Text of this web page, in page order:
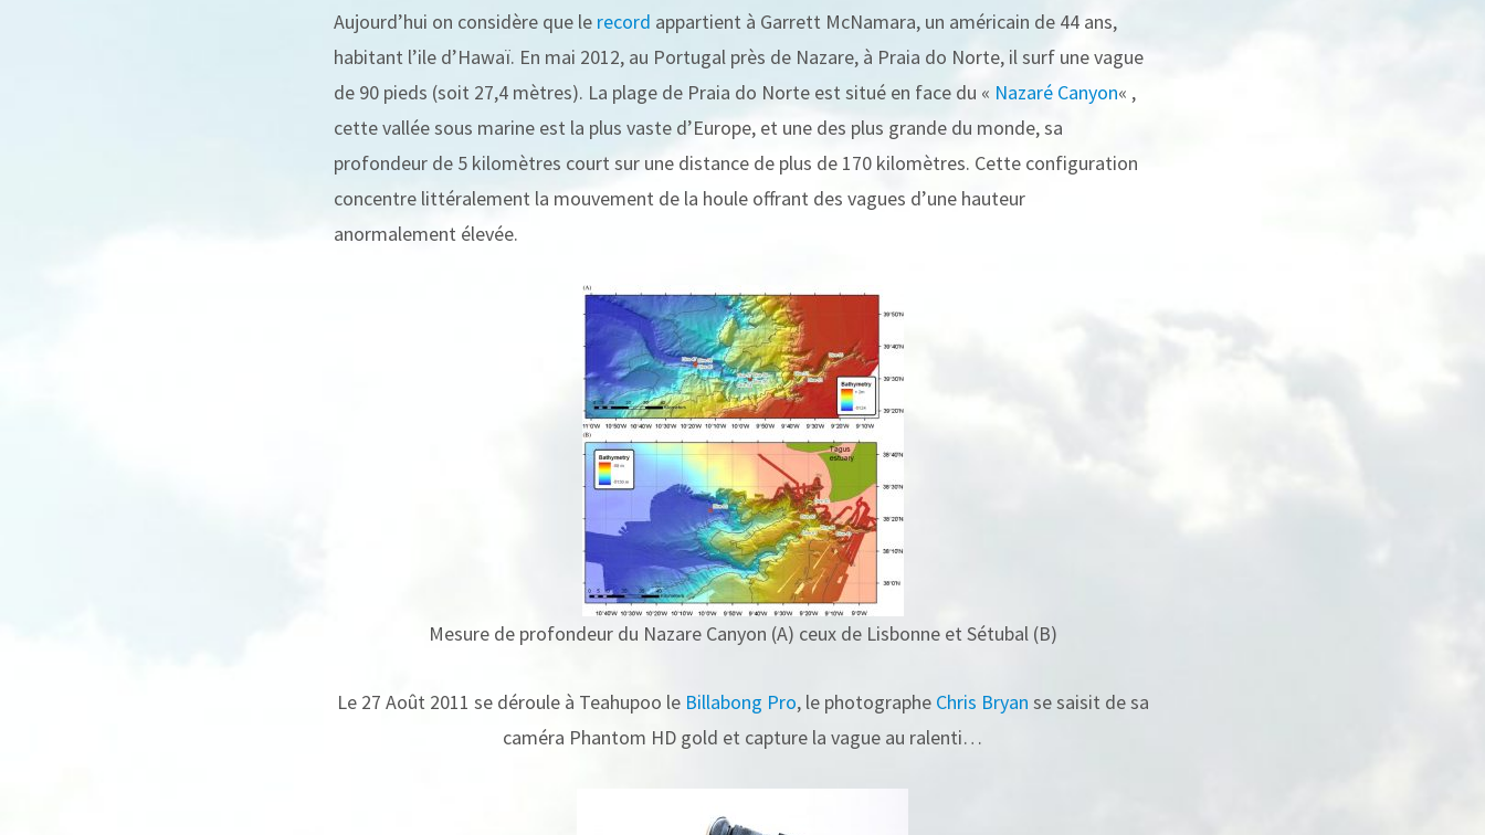
Aujourd’hui on considère que le record appartient à Garrett McNamara, un américain de 44 ans,
habitant l’ile d’Hawaï. En mai 2012, au Portugal près de Nazare, à Praia do Norte, il surf une vague
de 90 pieds (soit 27,4 mètres). La plage de Praia do Norte est situé en face du « Nazaré Canyon« ,
cette vallée sous marine est la plus vaste d’Europe, et une des plus grande du monde, sa
profondeur de 5 kilomètres court sur une distance de plus de 170 kilomètres. Cette configuration
concentre littéralement la mouvement de la houle offrant des vagues d’une hauteur
anormalement élevée.
Mesure de profondeur du Nazare Canyon (A) ceux de Lisbonne et Sétubal (B)
Le 27 Août 2011 se déroule à Teahupoo le Billabong Pro, le photographe Chris Bryan se saisit de sa
caméra Phantom HD gold et capture la vague au ralenti…